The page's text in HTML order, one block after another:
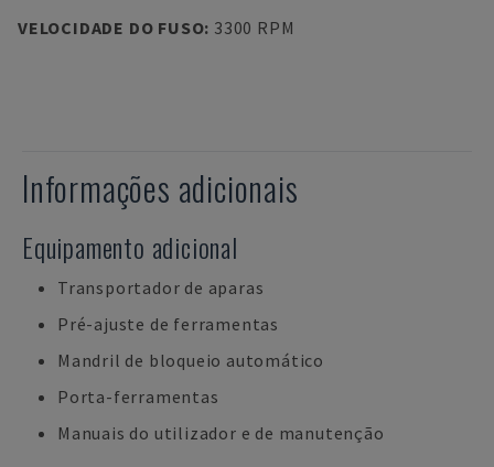
VELOCIDADE DO FUSO: 3300 RPM
Informações adicionais
Equipamento adicional
Transportador de aparas
Pré-ajuste de ferramentas
Mandril de bloqueio automático
Porta-ferramentas
Manuais do utilizador e de manutenção